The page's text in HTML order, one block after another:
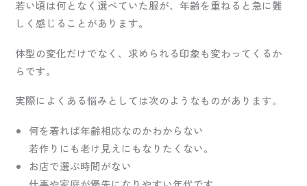
若い頃は何となく選べていた服が、年齢を重ねると急に難
しく感じることがあります。
体型の変化だけでなく、求められる印象も変わってくるか
らです。
実際によくある悩みとしては次のようなものがあります。
何を着れば年齢相応なのかわからない
若作りにも老け見えにもなりたくない。
お店で選ぶ時間がない